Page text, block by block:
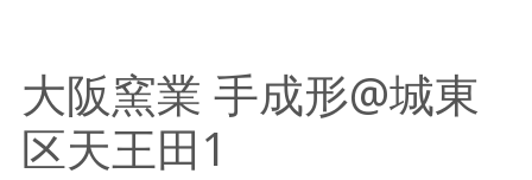
大阪窯業 手成形@城東
区天王田1